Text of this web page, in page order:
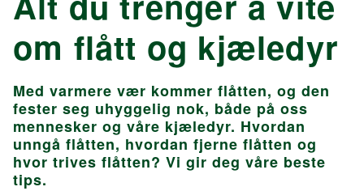
om flått og kjæledyr
Med varmere vær kommer flåtten, og den
fester seg uhyggelig nok, både på oss
mennesker og våre kjæledyr. Hvordan
unngå flåtten, hvordan fjerne flåtten og
hvor trives flåtten? Vi gir deg våre beste
tips.